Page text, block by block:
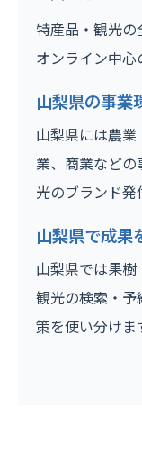
特産品・観光の
オンライン中心
山梨県の事業
山梨県には農
業、商業など
光のブランド発
山梨県で成果
山梨県では果樹
観光の検索・
策を使い分けま